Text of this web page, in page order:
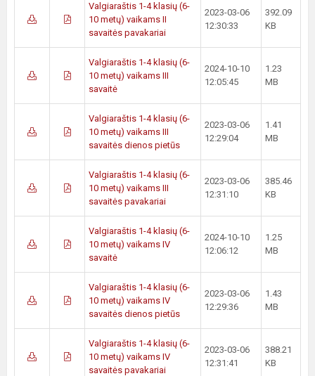
Valgiaraštis 1-4 klasių (6-
10 metų) vaikams II
savaitės pavakariai
2023-03-06
12:30:33
392.09
KB
Valgiaraštis 1-4 klasių (6-
10 metų) vaikams III
savaitė
2024-10-10
12:05:45
1.23
MB
Valgiaraštis 1-4 klasių (6-
10 metų) vaikams III
savaitės dienos pietūs
2023-03-06
12:29:04
1.41
MB
Valgiaraštis 1-4 klasių (6-
10 metų) vaikams III
savaitės pavakariai
2023-03-06
12:31:10
385.46
KB
Valgiaraštis 1-4 klasių (6-
10 metų) vaikams IV
savaitė
2024-10-10
12:06:12
1.25
MB
Valgiaraštis 1-4 klasių (6-
10 metų) vaikams IV
savaitės dienos pietūs
2023-03-06
12:29:36
1.43
MB
Valgiaraštis 1-4 klasių (6-
10 metų) vaikams IV
savaitės pavakariai
2023-03-06
12:31:41
388.21
KB